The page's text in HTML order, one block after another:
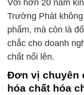
Với hơn 20 năm
Trường Phát
phẩm, mà còn là
chắc cho doanh
chất nổi lên.
Đơn vị chuyên
hóa chất hóa